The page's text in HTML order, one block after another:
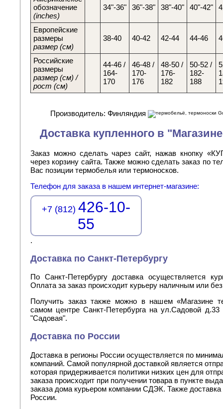
обозначение
(inches)
34"-36" 36"-38" 38"-40" 40"-42"
Европейские
размеры
размер (см)
38-40 40-42 42-44 44-46
Российские
размеры
размер (см) /
рост (см)
44-46 /
164-
170
46-48 /
170-
176
48-50 /
176-
182
50-52 /
182-
188
Производитель: Финляндия
Доставка купленного в
Заказ можно сделать чарез сайт, нажав кнопку
через корзину сайта. Также можно сделать заказ по
Вас позиции термобелья или термоносков.
Телефон для заказа в нашем интернет-магазине:
+7 (812) 426-10-
55
.
Доставка по Санкт-Петербургу
По Санкт-Петербургу доставка осуществляется
Оплата за заказ происходит курьеру наличным или
Получить заказ также можно в нашем «Магазине
самом центре Санкт-Петербурга на ул.Садовой
"Садовая".
Доставка по России
Доставка в регионы России осуществляется по
компаний. Самой популярной доставкой является
которая придерживается политики низких цен для
заказа происходит при получении товара в пункте
заказа дома курьером компании СДЭК. Также
России.